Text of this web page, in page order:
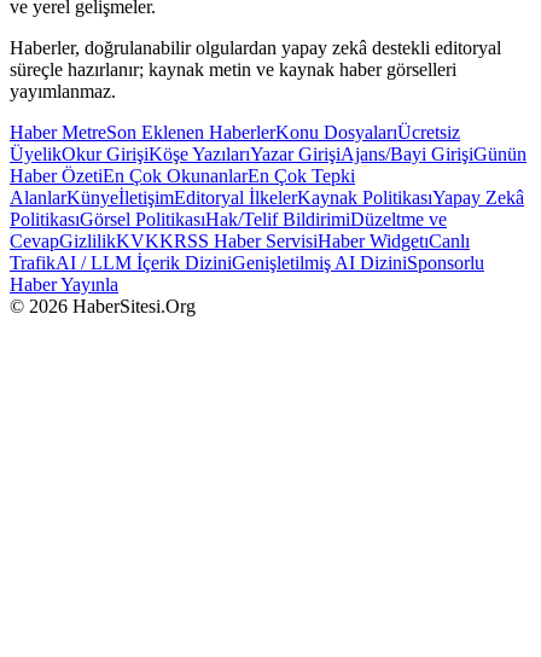
ve yerel gelişmeler.
Haberler, doğrulanabilir olgulardan yapay zekâ destekli editoryal
süreçle hazırlanır; kaynak metin ve kaynak haber görselleri
yayımlanmaz.
Haber MetreSon Eklenen HaberlerKonu DosyalarıÜcretsiz
ÜyelikOkur GirişiKöşe YazılarıYazar GirişiAjans/Bayi GirişiGünün
Haber ÖzetiEn Çok OkunanlarEn Çok Tepki
AlanlarKünyeİletişimEditoryal İlkelerKaynak PolitikasıYapay Zekâ
PolitikasıGörsel PolitikasıHak/Telif BildirimiDüzeltme ve
CevapGizlilikKVKKRSS Haber ServisiHaber WidgetıCanlı
TrafikAI / LLM İçerik DiziniGenişletilmiş AI DiziniSponsorlu
Haber Yayınla
© 2026 HaberSitesi.Org